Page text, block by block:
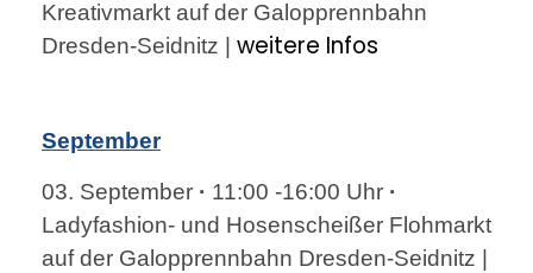
Kreativmarkt auf der Galopprennbahn
Dresden-Seidnitz | weitere Infos
September
03. September · 11:00 -16:00 Uhr ·
Ladyfashion- und Hosenscheißer Flohmarkt
auf der Galopprennbahn Dresden-Seidnitz |